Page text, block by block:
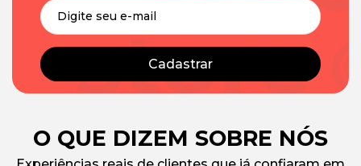
O QUE DIZEM SOBRE NÓS